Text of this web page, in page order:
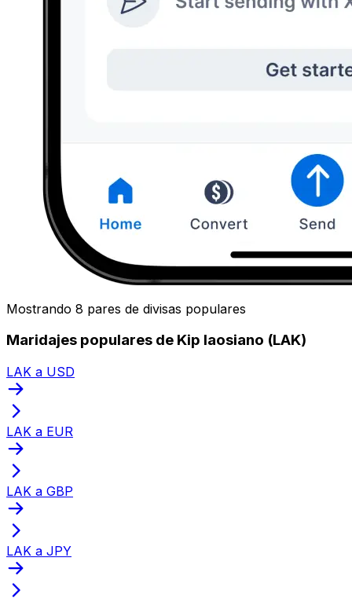
Mostrando 8 pares de divisas populares
Maridajes populares de Kip laosiano (LAK)
LAK a USD
LAK a EUR
LAK a GBP
LAK a JPY